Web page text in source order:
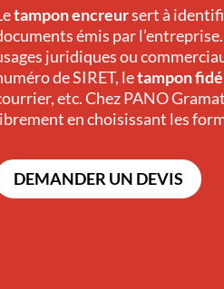
tampon encreursert à
émis par
juridiques ou
de SIRET, letampon
etc. Chez PANO
en choisissant les
DEMANDER UN DEVIS